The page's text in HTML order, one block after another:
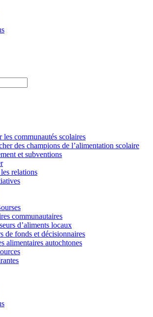
les communautés scolaires
des champions de l’alimentation scolaire
et subventions
relations
communautaires
d’aliments locaux
de fonds et décisionnaires
alimentaires autochtones